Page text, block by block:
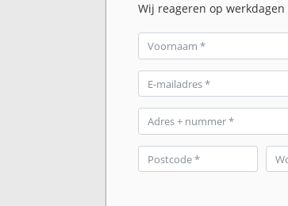
Wij reageren op werkdagen